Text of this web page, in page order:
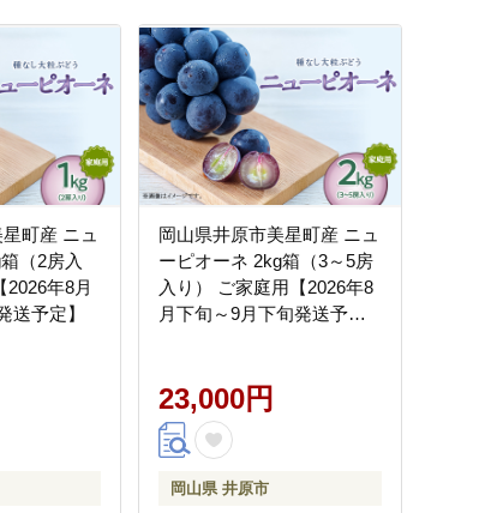
町産 ニュ
（2房入
2026年8月
送予定】
岡山県井原市美星町産 ニュ
ーピオーネ 2kg箱（3～5房
入り） ご家庭用【2026年8
月下旬～9月下旬発送予
23,000円
岡山県 井原市